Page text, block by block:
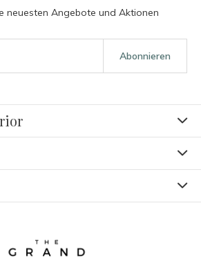
neuesten Angebote und Aktionen
Abonnieren